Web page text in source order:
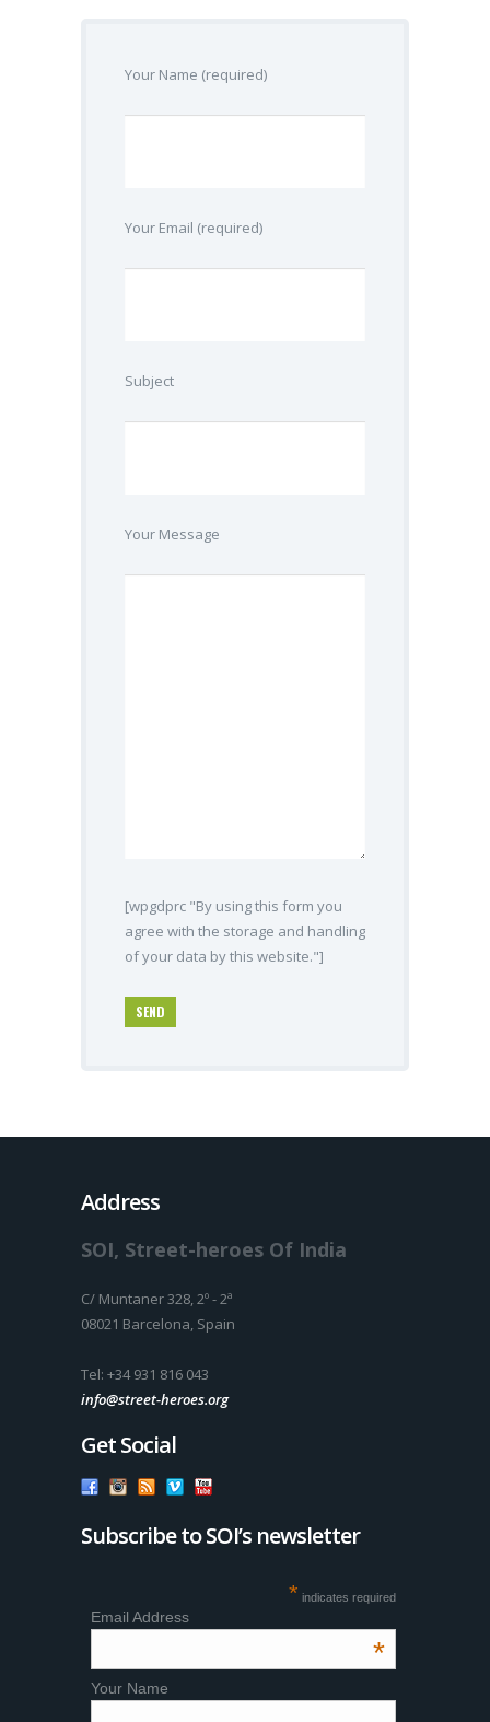
Your Name (required)
Your Email (required)
Subject
Your Message
[wpgdprc "By using this form you
agree with the storage and handling
of your data by this website."]
Address
SOI, Street-heroes Of India
C/ Muntaner 328, 2º - 2ª
08021 Barcelona, Spain
Tel: +34 931 816 043
info@street-heroes.org
Get Social
Subscribe to SOI’s newsletter
* indicates required
Email Address
*
Your Name